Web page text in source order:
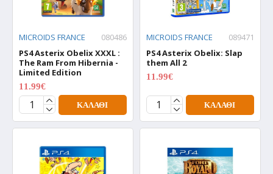
MICROIDS FRANCE
080486
PS4 Asterix Obelix XXXL :
The Ram From Hibernia -
Limited Edition
11.99€
ΚΑΛΆΘΙ
MICROIDS FRANCE
089471
PS4 Asterix Obelix: Slap
them All 2
11.99€
ΚΑΛΆΘΙ